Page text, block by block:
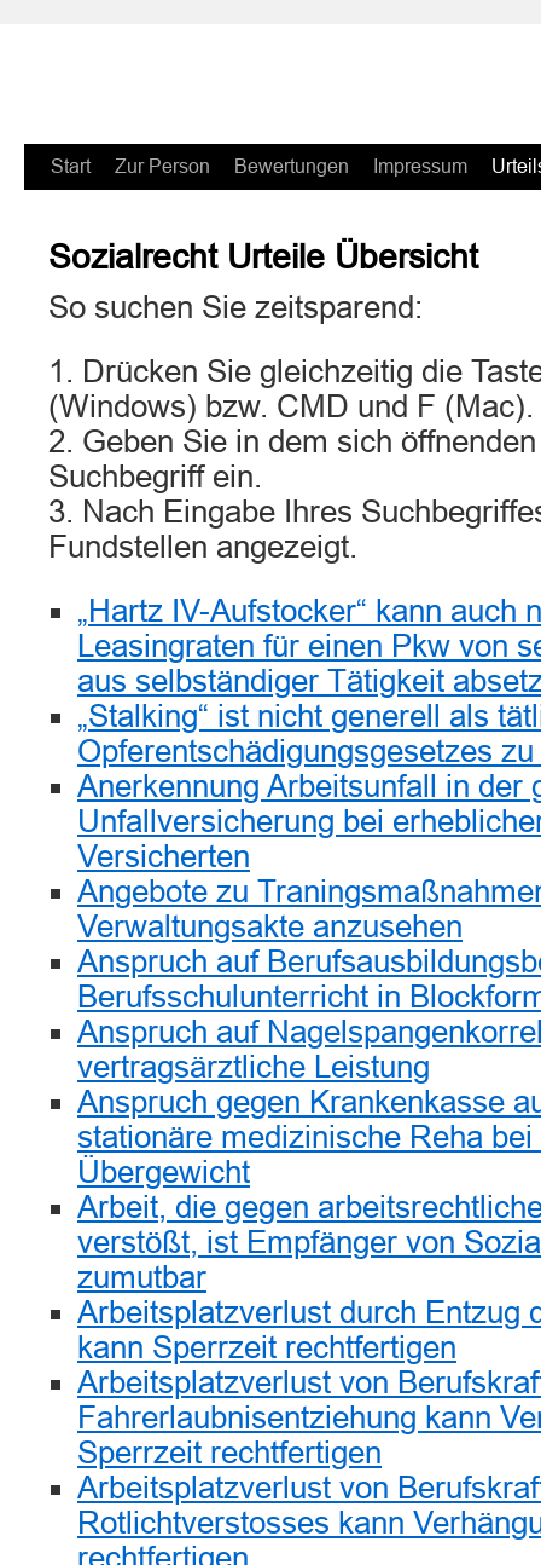
Zum
springen
Start Zur Person Bewertungen Impressum
Sozialrecht Urteile Übersicht
So suchen Sie zeitsparend:
1. Drücken Sie gleichzeitig die
(Windows) bzw. CMD und F (Mac).
2. Geben Sie in dem sich
Suchbegriff ein.
3. Nach Eingabe Ihres
Fundstellen angezeigt.
„Hartz IV-Aufstocker“ kann auch
Leasingraten für einen Pkw von
aus selbständiger Tätigkeit
„Stalking“ ist nicht generell als
Opferentschädigungsgesetzes
Anerkennung Arbeitsunfall in der
Unfallversicherung bei
Versicherten
Angebote zu
Verwaltungsakte anzusehen
Anspruch auf
Berufsschulunterricht in
Anspruch auf
vertragsärztliche Leistung
Anspruch gegen Krankenkasse
stationäre medizinische Reha
Übergewicht
Arbeit, die gegen
verstößt, ist Empfänger von
zumutbar
Arbeitsplatzverlust durch Entzug
kann Sperrzeit rechtfertigen
Arbeitsplatzverlust von
Fahrerlaubnisentziehung kann
Sperrzeit rechtfertigen
Arbeitsplatzverlust von
Rotlichtverstosses kann
rechtfertigen